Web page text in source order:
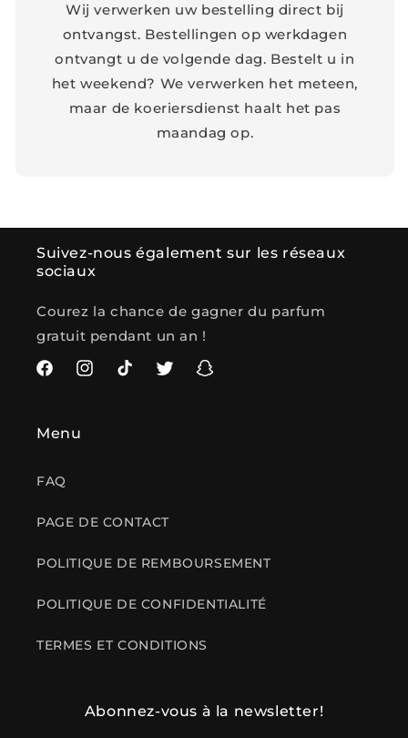
Wij verwerken uw bestelling direct bij
ontvangst. Bestellingen op werkdagen
ontvangt u de volgende dag. Bestelt u in
het weekend? We verwerken het meteen,
maar de koeriersdienst haalt het pas
maandag op.
Suivez-nous également sur les réseaux
sociaux
Courez la chance de gagner du parfum
gratuit pendant un an !
FacebookInstagramTikTokTwitterSnapchat
Menu
FAQ
PAGE DE CONTACT
POLITIQUE DE REMBOURSEMENT
POLITIQUE DE CONFIDENTIALITÉ
TERMES ET CONDITIONS
Abonnez-vous à la newsletter!